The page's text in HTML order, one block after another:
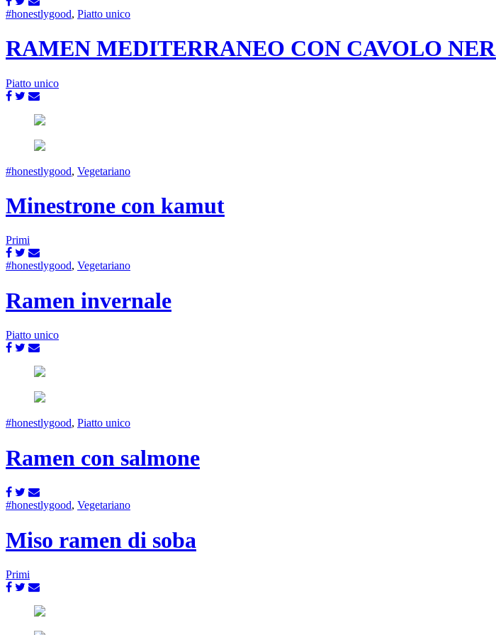
#honestlygood, Piatto unico
RAMEN MEDITERRANEO CON CAVOLO
Piatto unico
#honestlygood, Vegetariano
Minestrone con kamut
Primi
#honestlygood, Vegetariano
Ramen invernale
Piatto unico
#honestlygood, Piatto unico
Ramen con salmone
#honestlygood, Vegetariano
Miso ramen di soba
Primi